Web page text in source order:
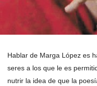
Hablar de Marga López es
seres a los que le es
nutrir la idea de que la